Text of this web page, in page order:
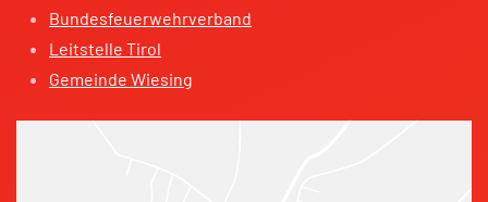
Bundesfeuerwehrverband
Leitstelle Tirol
Gemeinde Wiesing